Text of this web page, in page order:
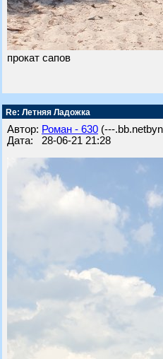
прокат сапов
Re: Летняя Ладожка
Автор: Роман - 630 (---
Дата: 28-06-21 21:28